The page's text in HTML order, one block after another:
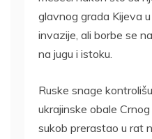
glavnog grada Kijeva
invazije, ali borbe se
na jugu i istoku.
Ruske snage
ukrajinske obale
sukob prerastao u rat